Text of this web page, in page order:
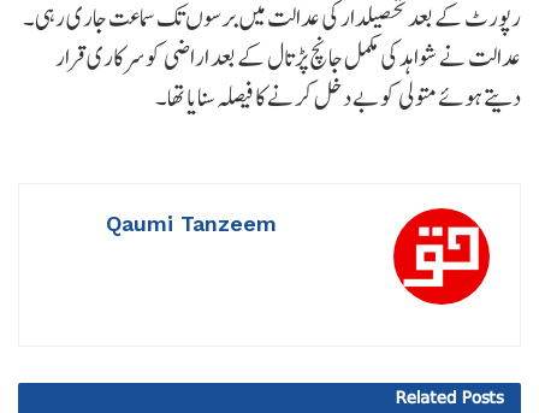
رپورٹ کے بعد تحصیلدار کی عدالت میں برسوں تک سماعت جاری رہی۔
عدالت نے شواہد کی مکمل جانچ پڑتال کے بعد اراضی کو سرکاری قرار
دیتے ہوئے متولی کو بے دخل کرنے کا فیصلہ سنایا تھا۔
Qaumi Tanzeem
Related Posts